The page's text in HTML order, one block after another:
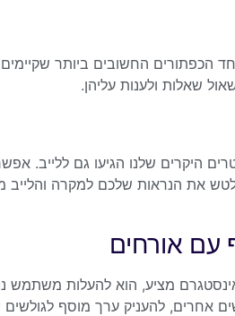
החשובים ביותר
שאלות ולענות עליהן.
היקרים שלנו הגיעו גם ללייב.
את הנראות שלכם למקרה
עם אורחים
מציע, הוא להעלות משתמש
אחרים, להעניק ערך מוסף